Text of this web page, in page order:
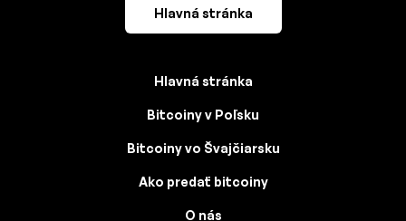
Hlavná stránka
Hlavná stránka
Bitcoiny v Poľsku
Bitcoiny vo Švajčiarsku
Ako predať bitcoiny
O nás